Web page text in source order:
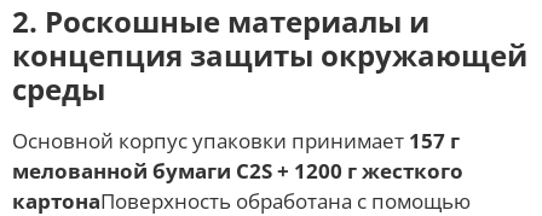
2. Роскошные материалы и
концепция защиты окружающей
среды
Основной корпус упаковки принимает 157 г
мелованной бумаги C2S + 1200 г жесткого
картонаПоверхность обработана с помощью